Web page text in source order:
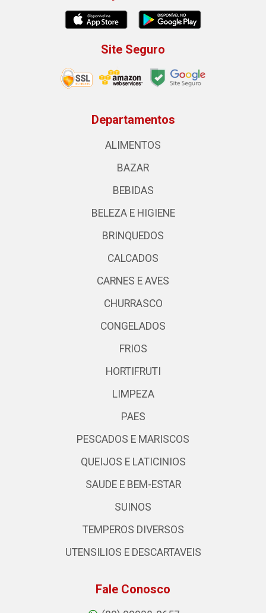
Site Seguro
Departamentos
ALIMENTOS
BAZAR
BEBIDAS
BELEZA E HIGIENE
BRINQUEDOS
CALCADOS
CARNES E AVES
CHURRASCO
CONGELADOS
FRIOS
HORTIFRUTI
LIMPEZA
PAES
PESCADOS E MARISCOS
QUEIJOS E LATICINIOS
SAUDE E BEM-ESTAR
SUINOS
TEMPEROS DIVERSOS
UTENSILIOS E DESCARTAVEIS
Fale Conosco